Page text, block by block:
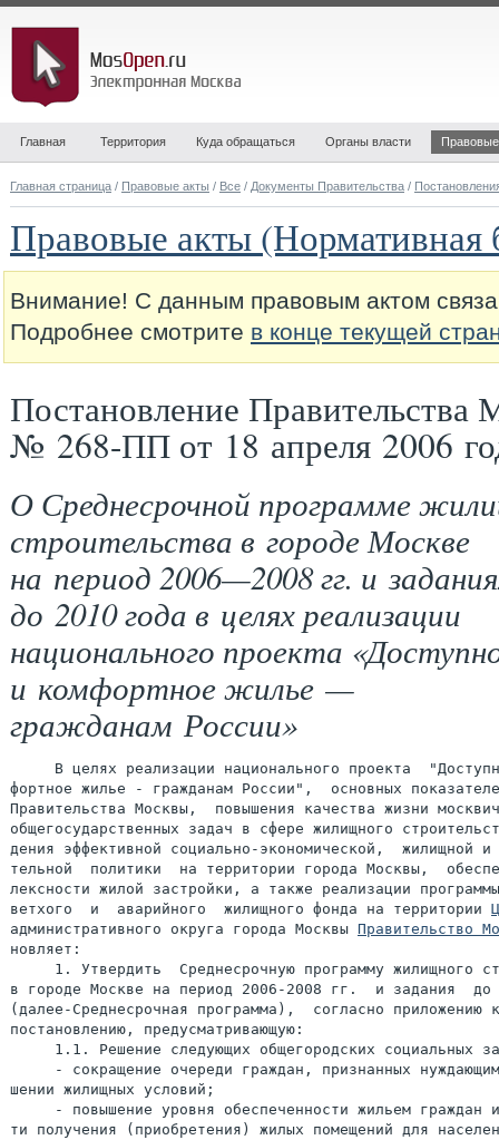
Главная Территория Куда обращаться Органы власти
Главная страница / Правовые акты / Все / Документы Правительства /
Правовые акты (Нормативная
Внимание! С данным правовым актом
Подробнее смотрите в конце текущей
Постановление Правительства
№ 268-ПП от 18 апреля 2006
О Среднесрочной программе
строительства в городе Москве
на период 2006—2008 гг. и
до 2010 года в целях реализации
национального проекта
и комфортное жилье —
гражданам России»
В целях реализации национального проекта
фортное жилье - гражданам России",  основных
Правительства Москвы,  повышения качества жизни
общегосударственных задач в сфере жилищного
дения эффективной социально-экономической,  жилищной и
тельной  политики  на территории города Москвы,
лексности жилой застройки, а также реализации
ветхого  и  аварийного  жилищного фонда на территории
административного округа города Москвы Правительство
новляет:
1. Утвердить  Среднесрочную программу жилищного
в городе Москве на период 2006-2008 гг.  и задания
(далее-Среднесрочная программа),  согласно приложению
постановлению, предусматривающую:
1.1. Решение следующих общегородских социальных
- сокращение очереди граждан, признанных
шении жилищных условий;
- повышение уровня обеспеченности жильем граждан
ти получения (приобретения) жилых помещений для